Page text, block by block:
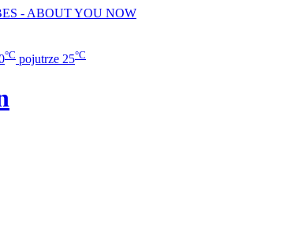
- ABOUT YOU NOW
°C pojutrze 25°C